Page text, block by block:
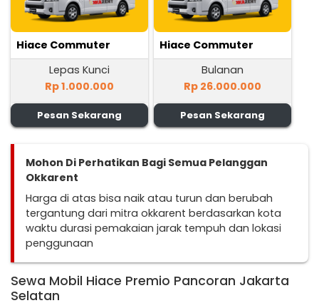
Hiace Commuter
Lepas Kunci
Rp 1.000.000
Pesan Sekarang
Hiace Commuter
Bulanan
Rp 26.000.000
Pesan Sekarang
Mohon Di Perhatikan Bagi Semua Pelanggan
Okkarent
Harga di atas bisa naik atau turun dan berubah
tergantung dari mitra okkarent berdasarkan kota
waktu durasi pemakaian jarak tempuh dan lokasi
penggunaan
Sewa Mobil Hiace Premio Pancoran Jakarta
Selatan